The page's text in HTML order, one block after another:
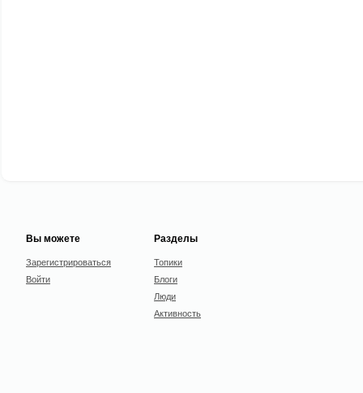
Вы можете
Зарегистрироваться
Войти
Разделы
Топики
Блоги
Люди
Активность